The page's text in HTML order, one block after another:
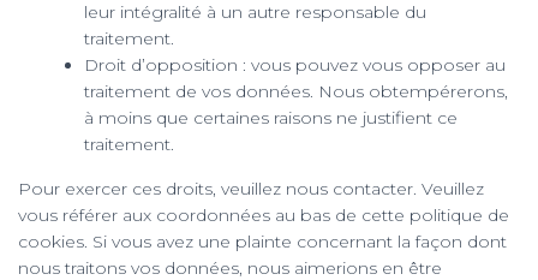
leur intégralité à un autre responsable du
traitement.
Droit d’opposition : vous pouvez vous opposer au
traitement de vos données. Nous obtempérerons,
à moins que certaines raisons ne justifient ce
traitement.
Pour exercer ces droits, veuillez nous contacter. Veuillez
vous référer aux coordonnées au bas de cette politique de
cookies. Si vous avez une plainte concernant la façon dont
nous traitons vos données, nous aimerions en être